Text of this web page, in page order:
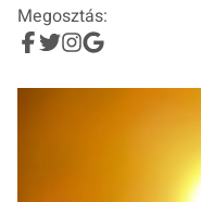
Megosztás: